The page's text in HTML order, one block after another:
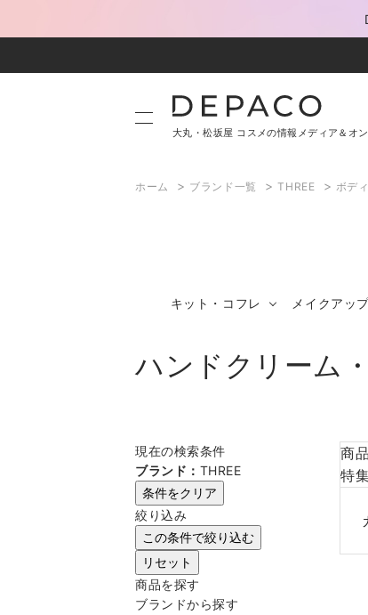
大丸・松坂屋 コスメの情報メディア＆オ
ホーム > ブランド一覧 >THREE > ボデ
キット・コフレ メイクアッ
ハンドクリーム
現在の検索条件
ブランド： THREE
条件をクリア
絞り込み
この条件で絞り込む
リセット
商品を探す
ブランドから探す
商
特